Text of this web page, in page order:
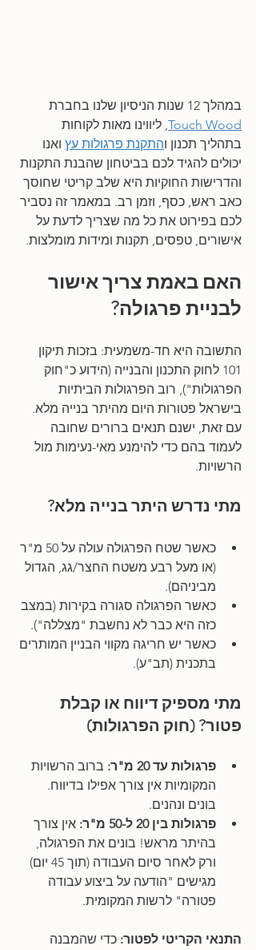
במהלך 12 שנות הניסיון שלנו בחברת
Touch Wood, ליווינו מאות לקוחות
בתהליך תכנון והתקנת פרגולות עץ ואנו
יכולים להגיד לכם בביטחון שהבנת התקנות
והדרישות החוקיות היא שלב קריטי שחוסך
כאב ראש, כסף, וזמן רב. במאמר זה נסביר
לכם בפירוט את כל מה שצריך לדעת על
אישורים, טפסים, תקנות ומידות מומלצות.
האם באמת צריך אישור
לבניית פרגולה?
התשובה היא חד-משמעית: בזכות תיקון
101 לחוק התכנון והבנייה (הידוע כ"חוק
הפרגולות"), רוב הפרגולות הביתיות
בישראל פטורות היום מהיתר בנייה מלא.
עם זאת, ישנם תנאים ברורים שחובה
לעמוד בהם כדי להימנע מאי-נעימות מול
הרשויות.
מתי נדרש היתר בנייה מלא?
כאשר שטח הפרגולה עולה על 50 מ"ר
(או מעל רבע משטח החצר/גג, הגדול
מביניהם).
כאשר הפרגולה סגורה בקירות (במצב
כזה היא כבר לא נחשבת "מצללה").
כאשר יש חריגה מקווי הבניין המותרים
בתכנית (תב"ע).
מתי מספיק דיווח או קבלת
פטור? (חוק הפרגולות)
פרגולות עד 20 מ"ר:
ברוב הרשויות
המקומיות אין צורך אפילו בדיווח.
בונים ונהנים.
פרגולות בין 20 ל-50 מ"ר:
אין צורך
בהיתר מראש! בונים את הפרגולה,
ורק לאחר סיום העבודה (תוך 45 יום)
מגישים "הודעה על ביצוע עבודה
פטורה" לרשות המקומית.
התנאי הקריטי לפטור: כדי שהמבנה